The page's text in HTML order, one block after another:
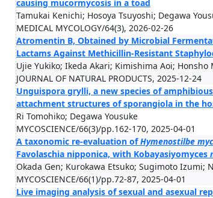
causing mucormycosis in a toad
Tamukai Kenichi; Hosoya Tsuyoshi; Degawa
MEDICAL MYCOLOGY/64(3), 2026-02-26
Atromentin B, Obtained by Microbial
Lactams Against Methicillin-Resistant
Ujie Yukiko; Ikeda Akari; Kimishima Aoi; Honsho
JOURNAL OF NATURAL PRODUCTS, 2025-12-24
Unguispora grylli, a new species of
attachment structures of sporangiola in the
Ri Tomohiko; Degawa Yousuke
MYCOSCIENCE/66(3)/pp.162-170, 2025-04-01
A taxonomic re-evaluation ofHymenostilbe
Favolaschia nipponica, with Kobayasiyomyces
Okada Gen; Kurokawa Etsuko; Sugimoto Izumi;
MYCOSCIENCE/66(1)/pp.72-87, 2025-04-01
Live imaging analysis of sexual and asexual